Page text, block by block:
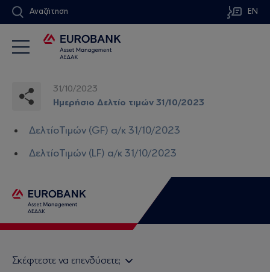
Αναζήτηση EN
31/10/2023
Ημερήσιο Δελτίο τιμών 31/10/2023
ΔελτίοΤιμών (GF) α/κ 31/10/2023
ΔελτίοΤιμών (LF) α/κ 31/10/2023
Σκέφτεστε να επενδύσετε;